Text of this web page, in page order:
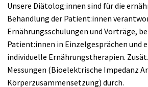
Unsere Diätolog:innen sind für die
Behandlung der Patient:innen
Ernährungsschulungen und Vorträge,
Patient:innen in Einzelgesprächen und
individuelle Ernährungstherapien.
Messungen (Bioelektrische Impedanz
Körperzusammensetzung) durch.